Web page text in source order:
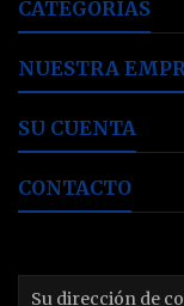
CATEGORIAS
NUESTRA
SU CUENTA
CONTACTO